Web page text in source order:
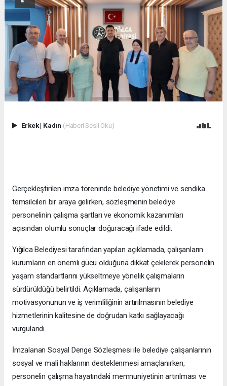
Erkek| Kadın (Haberi Sesli Oku)
Gerçekleştirilen imza töreninde belediye yönetimi ve sendika
temsilcileri bir araya gelirken, sözleşmenin belediye
personelinin çalışma şartları ve ekonomik kazanımları
açısından olumlu sonuçlar doğuracağı ifade edildi.
Yığılca Belediyesi tarafından yapılan açıklamada, çalışanların
kurumların en önemli gücü olduğuna dikkat çekilerek personelin
yaşam standartlarını yükseltmeye yönelik çalışmaların
sürdürüldüğü belirtildi. Açıklamada, çalışanların
motivasyonunun ve iş verimliliğinin artırılmasının belediye
hizmetlerinin kalitesine de doğrudan katkı sağlayacağı
vurgulandı.
İmzalanan Sosyal Denge Sözleşmesi ile belediye çalışanlarının
sosyal ve mali haklarının desteklenmesi amaçlanırken,
personelin çalışma hayatındaki memnuniyetinin artırılması ve